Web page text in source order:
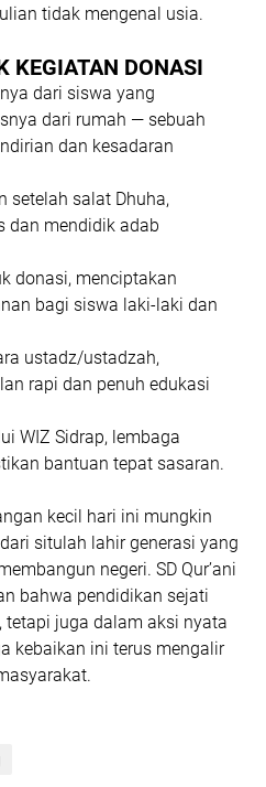
tidak mengenal usia.
KEGIATAN DONASI
dari siswa yang
dari rumah — sebuah
dan kesadaran
setelah salat Dhuha,
dan mendidik adab
donasi, menciptakan
bagi siswa laki-laki dan
ustadz/ustadzah,
rapi dan penuh edukasi
WIZ Sidrap, lembaga
bantuan tepat sasaran.
kecil hari ini mungkin
situlah lahir generasi yang
negeri. SD Qur’ani
bahwa pendidikan sejati
tetapi juga dalam aksi nyata
kebaikan ini terus mengalir